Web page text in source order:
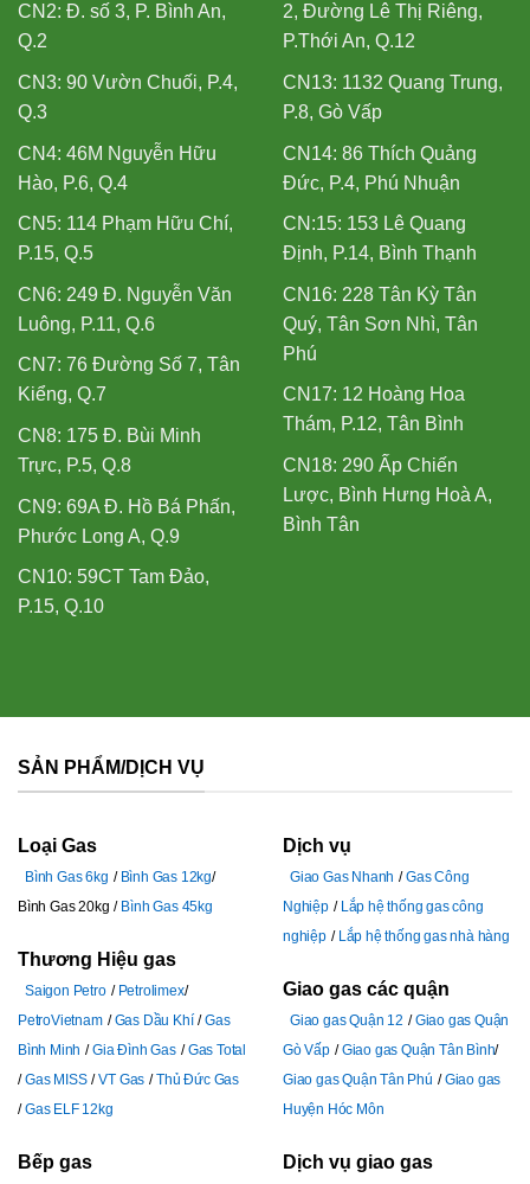
CN2: Đ. số 3, P. Bình An,
Q.2
CN3: 90 Vườn Chuối, P.4,
Q.3
CN4: 46M Nguyễn Hữu
Hào, P.6, Q.4
CN5: 114 Phạm Hữu Chí,
P.15, Q.5
CN6: 249 Đ. Nguyễn Văn
Luông, P.11, Q.6
CN7: 76 Đường Số 7, Tân
Kiểng, Q.7
CN8: 175 Đ. Bùi Minh
Trực, P.5, Q.8
CN9: 69A Đ. Hồ Bá Phấn,
Phước Long A, Q.9
CN10: 59CT Tam Đảo,
P.15, Q.10
2, Đường Lê Thị Riêng,
P.Thới An, Q.12
CN13: 1132 Quang Trung,
P.8, Gò Vấp
CN14: 86 Thích Quảng
Đức, P.4, Phú Nhuận
CN:15: 153 Lê Quang
Định, P.14, Bình Thạnh
CN16: 228 Tân Kỳ Tân
Quý, Tân Sơn Nhì, Tân
Phú
CN17: 12 Hoàng Hoa
Thám, P.12, Tân Bình
CN18: 290 Ấp Chiến
Lược, Bình Hưng Hoà A,
Bình Tân
SẢN PHẨM/DỊCH VỤ
Loại Gas
Bình Gas 6kg
Bình Gas 12kg
Bình Gas 20kg
Bình Gas 45kg
Thương Hiệu gas
Saigon Petro
Petrolimex
PetroVietnam
Gas Dầu Khí
Gas
Bình Minh
Gia Đình Gas
Gas Total
Gas MISS
VT Gas
Thủ Đức Gas
Gas ELF 12kg
Bếp gas
Dịch vụ
Giao Gas Nhanh
Gas Công
Nghiệp
Lắp hệ thống gas công
nghiệp
Lắp hệ thống gas nhà hàng
Giao gas các quận
Giao gas Quận 12
Giao gas Quận
Gò Vấp
Giao gas Quận Tân Bình
Giao gas Quận Tân Phú
Giao gas
Huyện Hóc Môn
Dịch vụ giao gas